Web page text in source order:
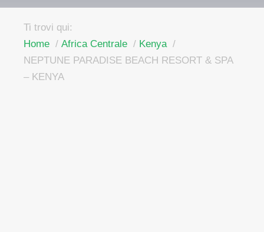
Ti trovi qui:
Home
Africa Centrale
Kenya
NEPTUNE PARADISE BEACH RESORT & SPA
– KENYA